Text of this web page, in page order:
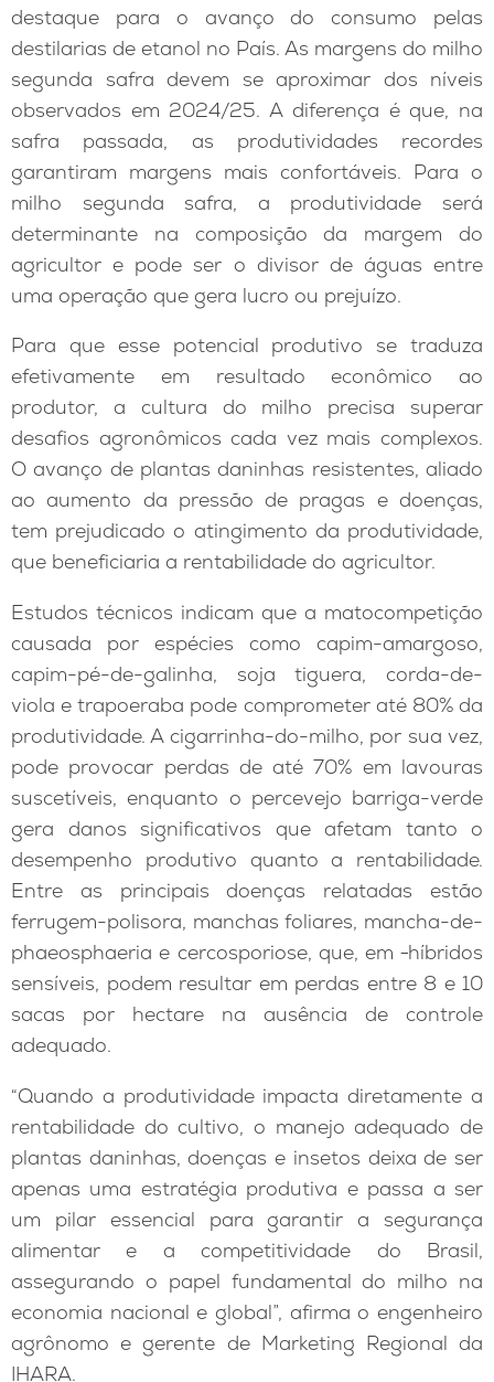
destaque para o avanço do consumo pelas
destilarias de etanol no País. As margens do milho
segunda safra devem se aproximar dos níveis
observados em 2024/25. A diferença é que, na
safra passada, as produtividades recordes
garantiram margens mais confortáveis. Para o
milho segunda safra, a produtividade será
determinante na composição da margem do
agricultor e pode ser o divisor de águas entre
uma operação que gera lucro ou prejuízo.
Para que esse potencial produtivo se traduza
efetivamente em resultado econômico ao
produtor, a cultura do milho precisa superar
desafios agronômicos cada vez mais complexos.
O avanço de plantas daninhas resistentes, aliado
ao aumento da pressão de pragas e doenças,
tem prejudicado o atingimento da produtividade,
que beneficiaria a rentabilidade do agricultor.
Estudos técnicos indicam que a matocompetição
causada por espécies como capim-amargoso,
capim-pé-de-galinha, soja tiguera, corda-de-
viola e trapoeraba pode comprometer até 80% da
produtividade. A cigarrinha-do-milho, por sua vez,
pode provocar perdas de até 70% em lavouras
suscetíveis, enquanto o percevejo barriga-verde
gera danos significativos que afetam tanto o
desempenho produtivo quanto a rentabilidade.
Entre as principais doenças relatadas estão
ferrugem-polisora, manchas foliares, mancha-de-
phaeosphaeria e cercosporiose, que, em híbridos
sensíveis, podem resultar em perdas entre 8 e 10
sacas por hectare na ausência de controle
adequado.
“Quando a produtividade impacta diretamente a
rentabilidade do cultivo, o manejo adequado de
plantas daninhas, doenças e insetos deixa de ser
apenas uma estratégia produtiva e passa a ser
um pilar essencial para garantir a segurança
alimentar e a competitividade do Brasil,
assegurando o papel fundamental do milho na
economia nacional e global”, afirma o engenheiro
agrônomo e gerente de Marketing Regional da
IHARA.